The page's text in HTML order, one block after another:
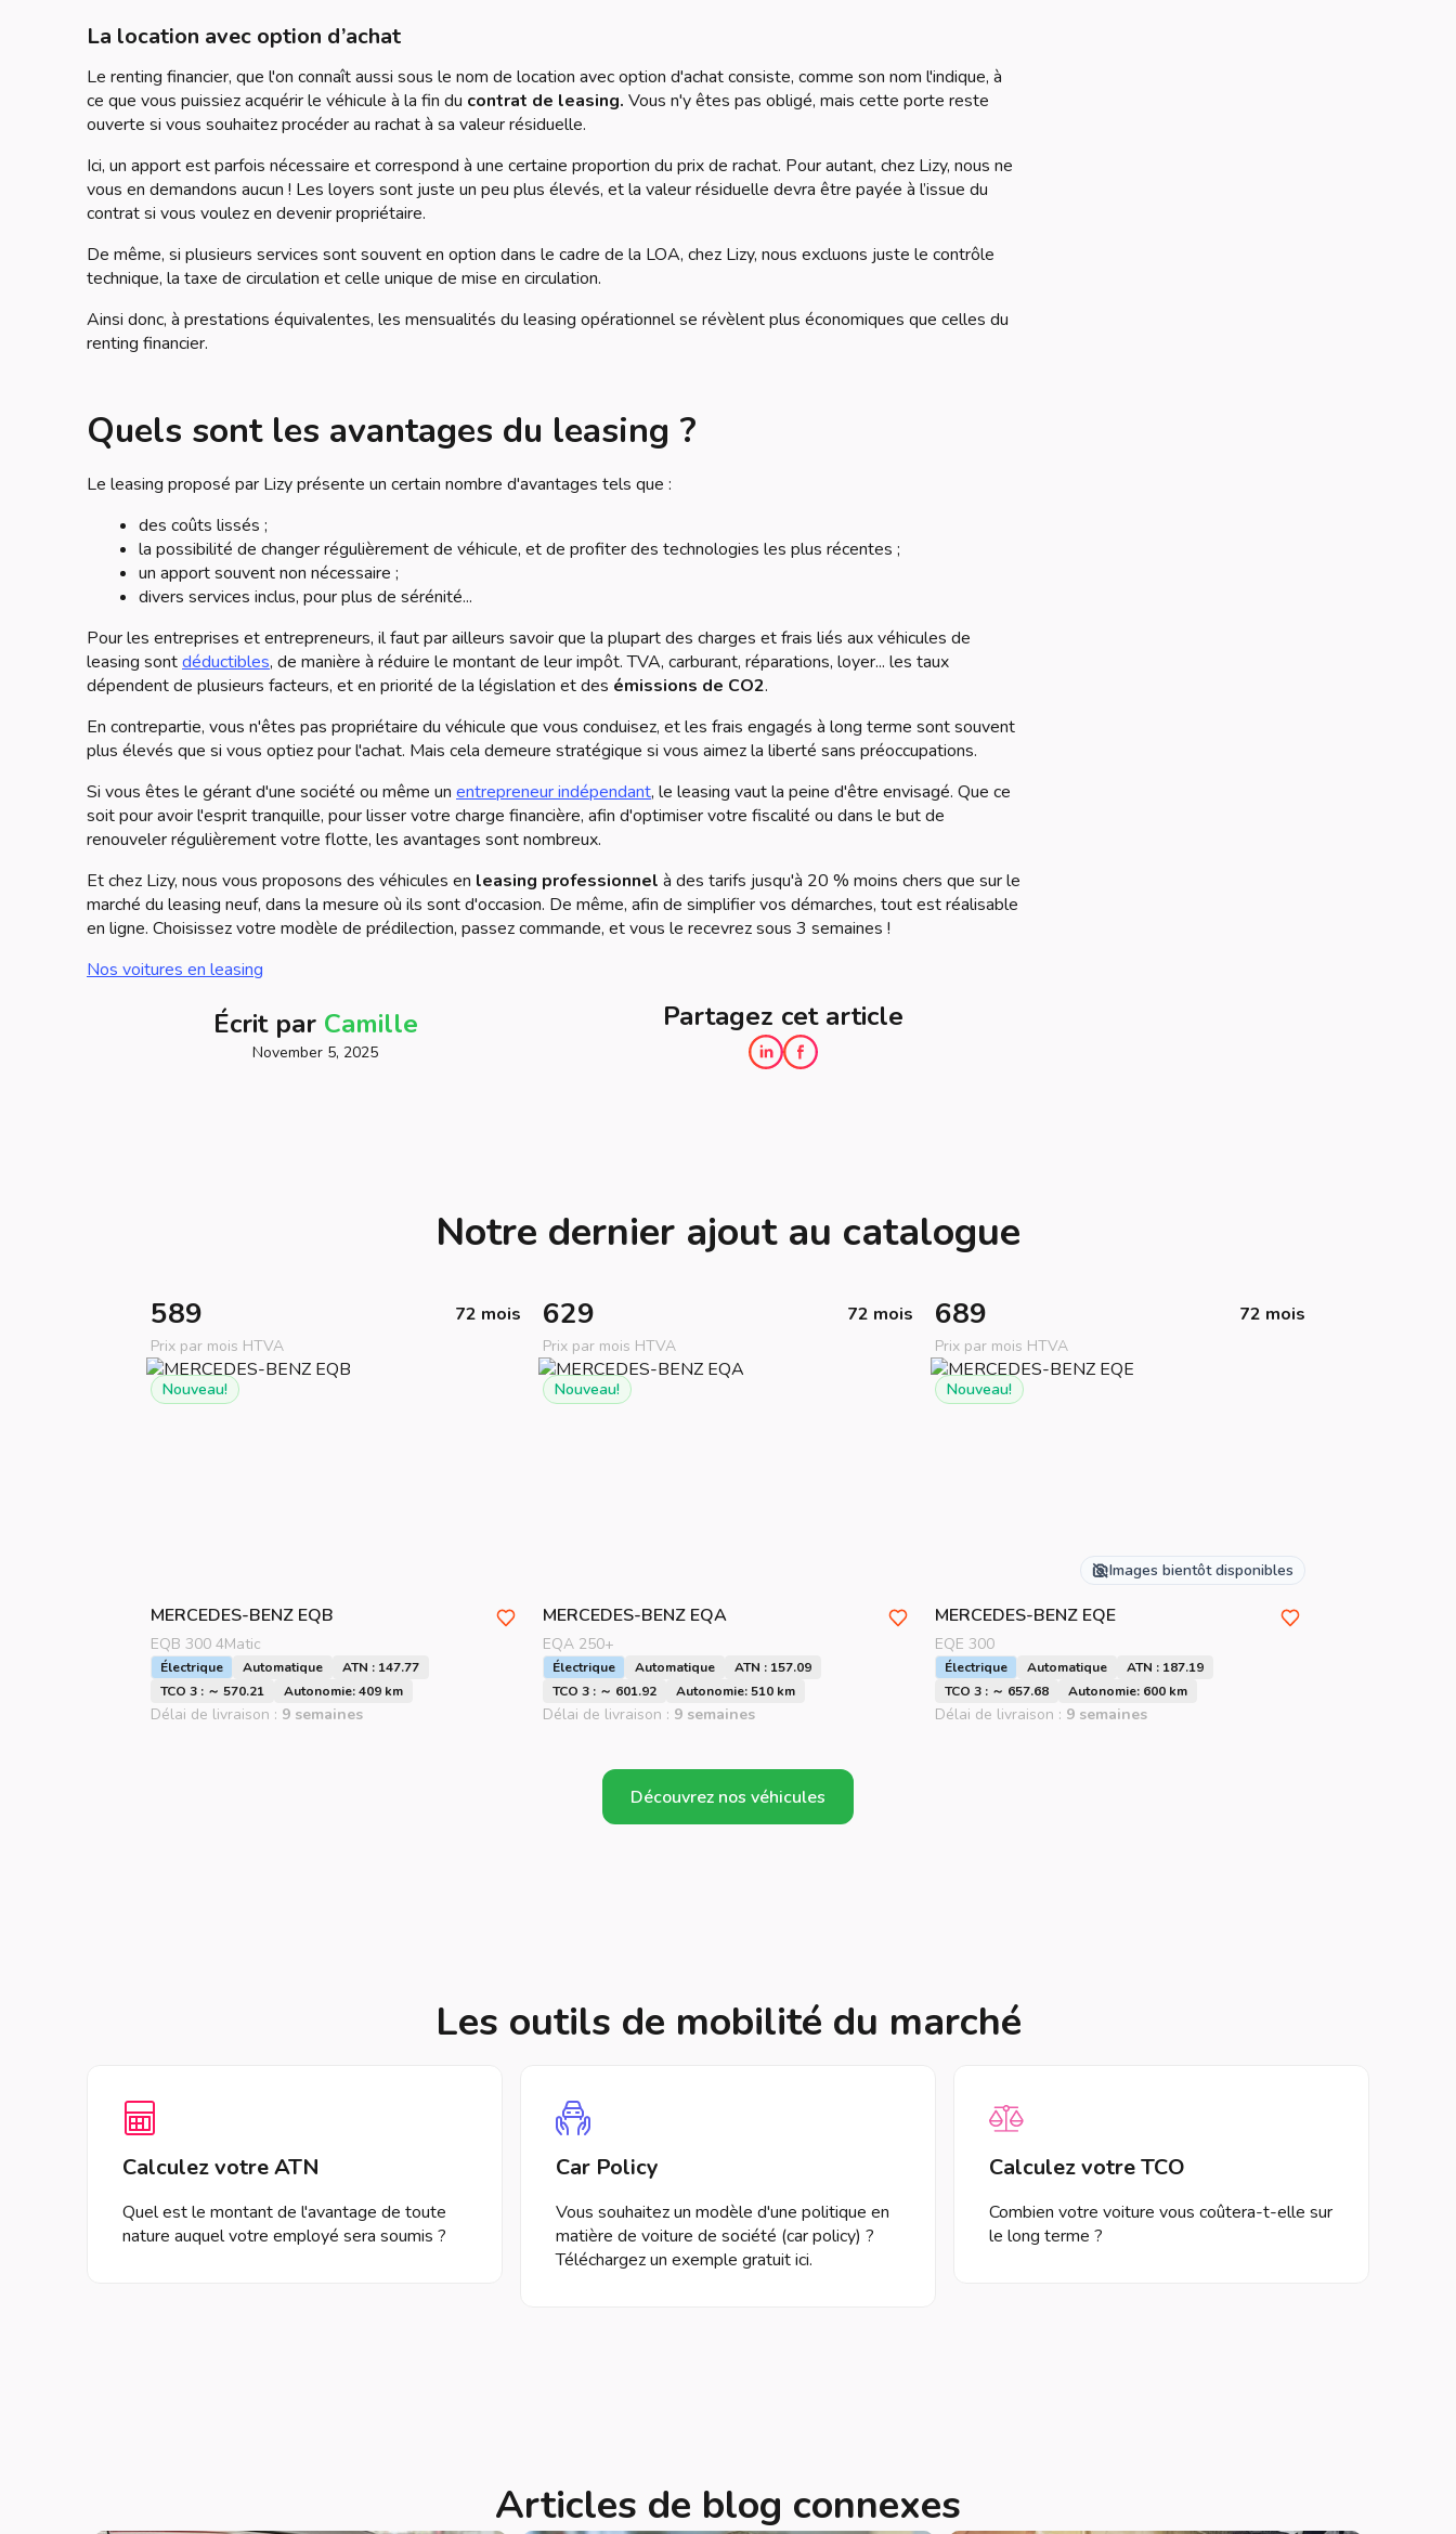
La location avec option d’achat
Le renting financier, que l'on connaît aussi sous le nom de location avec option d'achat consiste, comme son nom l'indique, à
ce que vous puissiez acquérir le véhicule à la fin du contrat de leasing. Vous n'y êtes pas obligé, mais cette porte reste
ouverte si vous souhaitez procéder au rachat à sa valeur résiduelle.
Ici, un apport est parfois nécessaire et correspond à une certaine proportion du prix de rachat. Pour autant, chez Lizy, nous ne
vous en demandons aucun ! Les loyers sont juste un peu plus élevés, et la valeur résiduelle devra être payée à l’issue du
contrat si vous voulez en devenir propriétaire.
De même, si plusieurs services sont souvent en option dans le cadre de la LOA, chez Lizy, nous excluons juste le contrôle
technique, la taxe de circulation et celle unique de mise en circulation.
Ainsi donc, à prestations équivalentes, les mensualités du leasing opérationnel se révèlent plus économiques que celles du
renting financier.
Quels sont les avantages du leasing ?
Le leasing proposé par Lizy présente un certain nombre d'avantages tels que :
des coûts lissés ;
la possibilité de changer régulièrement de véhicule, et de profiter des technologies les plus récentes ;
un apport souvent non nécessaire ;
divers services inclus, pour plus de sérénité...
Pour les entreprises et entrepreneurs, il faut par ailleurs savoir que la plupart des charges et frais liés aux véhicules de
leasing sontdéductibles, de manière à réduire le montant de leur impôt. TVA, carburant, réparations, loyer... les taux
dépendent de plusieurs facteurs, et en priorité de la législation et des émissions de CO2.
En contrepartie, vous n'êtes pas propriétaire du véhicule que vous conduisez, et les frais engagés à long terme sont souvent
plus élevés que si vous optiez pour l'achat. Mais cela demeure stratégique si vous aimez la liberté sans préoccupations.
Si vous êtes le gérant d'une société ou même un entrepreneur indépendant, le leasing vaut la peine d'être envisagé. Que ce
soit pour avoir l'esprit tranquille, pour lisser votre charge financière, afin d'optimiser votre fiscalité ou dans le but de
renouveler régulièrement votre flotte, les avantages sont nombreux.
Et chez Lizy, nous vous proposons des véhicules en leasing professionnel à des tarifs jusqu'à 20 % moins chers que sur le
marché du leasing neuf, dans la mesure où ils sont d'occasion. De même, afin de simplifier vos démarches, tout est réalisable
en ligne. Choisissez votre modèle de prédilection, passez commande, et vous le recevrez sous 3 semaines !
Nos voitures en leasing
Écrit par Camille
November 5, 2025
Partagez cet article
Notre dernier ajout au catalogue
589 72 mois
Prix par mois HTVA
Nouveau!
MERCEDES-BENZ EQB
EQB 300 4Matic
Électrique Automatique
ATN : 147.77
TCO 3 : ～ 570.21
Autonomie: 409 km
Délai de livraison : 9 semaines
629 72 mois
Prix par mois HTVA
Nouveau!
MERCEDES-BENZ EQA
EQA 250+
Électrique Automatique
ATN : 157.09
TCO 3 : ～ 601.92
Autonomie: 510 km
Délai de livraison : 9 semaines
689 72 mois
Prix par mois HTVA
Nouveau!
Images bientôt disponibles
MERCEDES-BENZ EQE
EQE 300
Électrique Automatique
ATN : 187.19
TCO 3 : ～ 657.68
Autonomie: 600 km
Délai de livraison : 9 semaines
Découvrez nos véhicules
Les outils de mobilité du marché
Calculez votre ATN
Quel est le montant de l'avantage de toute
nature auquel votre employé sera soumis ?
Car Policy
Vous souhaitez un modèle d'une politique en
matière de voiture de société (car policy) ?
Téléchargez un exemple gratuit ici.
Calculez votre TCO
Combien votre voiture vous coûtera-t-elle sur
le long terme ?
Articles de blog connexes